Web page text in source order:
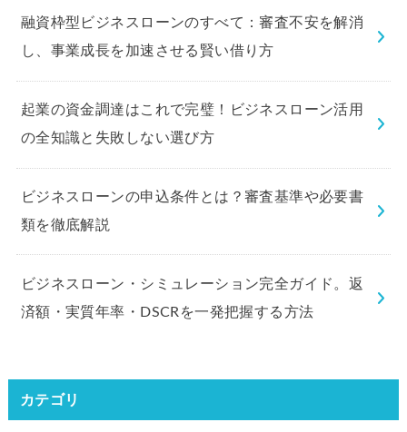
融資枠型ビジネスローンのすべて：審査不安を解消
し、事業成長を加速させる賢い借り方
起業の資金調達はこれで完璧！ビジネスローン活用
の全知識と失敗しない選び方
ビジネスローンの申込条件とは？審査基準や必要書
類を徹底解説
ビジネスローン・シミュレーション完全ガイド。返
済額・実質年率・DSCRを一発把握する方法
カテゴリ